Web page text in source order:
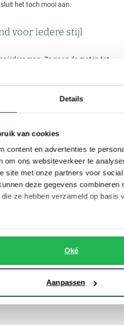
Details
van cookies
content en advertenties te
om ons websiteverkeer te
site met onze partners voor
deze gegevens combineren
ze hebben verzameld op basis
Oké
Aanpassen
het toch mooi aan.
voor iedere stijl
iedere man. Zo gaan de maten tot
51/52.
er niet alleen voor ieder
effen overhemd voor een formele
geruite GANT overhemden
om een casual look vraagt. GANT
lange alskorte mouwen
hele jaar door gedragen kunnen
Wat dacht u van flanel,
met een GANT